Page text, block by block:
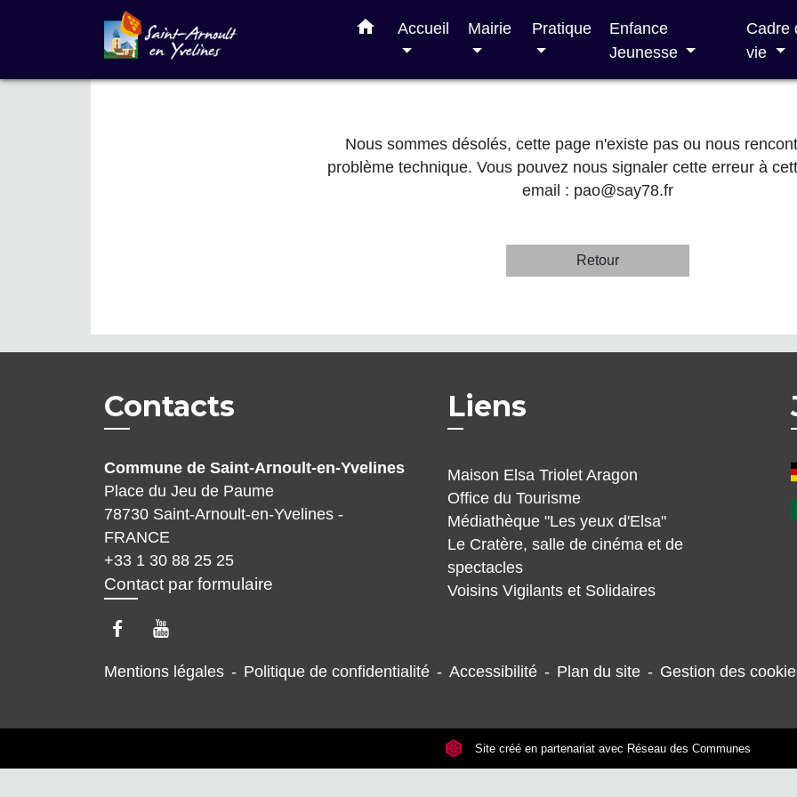
home Accueil Mairie Pratique
Enfance
Jeunesse
Cadre
vie
Nous sommes désolés, cette page n'existe pas ou nous
problème technique. Vous pouvez nous signaler cette erreur à
email : pao@say78.fr
Retour
Contacts
Commune de Saint-Arnoult-en-Yvelines
Place du Jeu de Paume
78730 Saint-Arnoult-en-Yvelines -
FRANCE
+33 1 30 88 25 25
Contact par formulaire
Liens
Maison Elsa Triolet Aragon
Office du Tourisme
Médiathèque "Les yeux d'Elsa"
Le Cratère, salle de cinéma et de
spectacles
Voisins Vigilants et Solidaires
Mentions légales - Politique de confidentialité - Accessibilité - Plan du site - Gestion des
Site créé en partenariat avec Réseau des Communes